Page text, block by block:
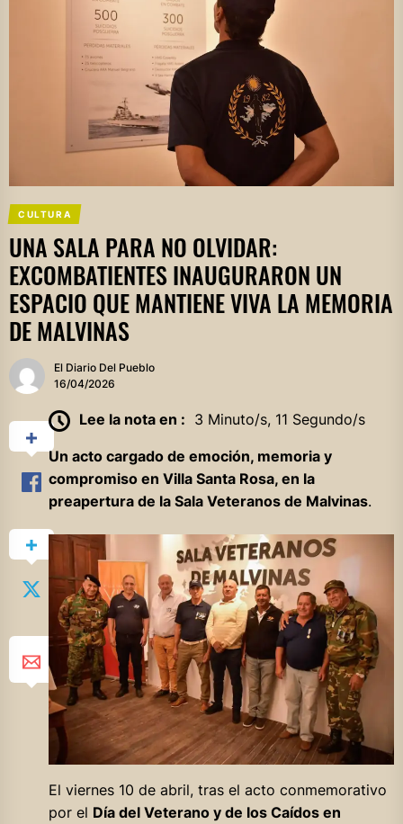
CULTURA
UNA SALA PARA NO OLVIDAR:
EXCOMBATIENTES INAUGURARON UN
ESPACIO QUE MANTIENE VIVA LA MEMORIA
DE MALVINAS
El Diario Del Pueblo
16/04/2026
Lee la nota en : 3 Minuto/s, 11 Segundo/s
Un acto cargado de emoción, memoria y
compromiso en Villa Santa Rosa, en la
preapertura de la Sala Veteranos de Malvinas.
El viernes 10 de abril, tras el acto conmemorativo
por el Día del Veterano y de los Caídos en